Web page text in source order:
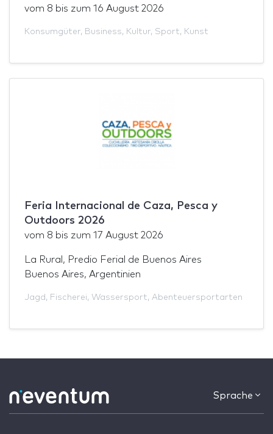
vom 8 bis zum 16 August 2026
Konsumgüter, Business, Kultur, Sport, Kunst
Feria Internacional de Caza, Pesca y
Outdoors 2026
vom 8 bis zum 17 August 2026
La Rural, Predio Ferial de Buenos Aires
Buenos Aires, Argentinien
Jagd , Fischerei, Wassersport, Abenteuersportarten
Sprache